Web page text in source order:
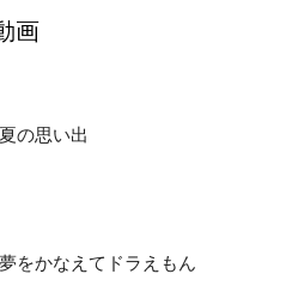
画
夏の思い出
夢をかなえてドラえもん